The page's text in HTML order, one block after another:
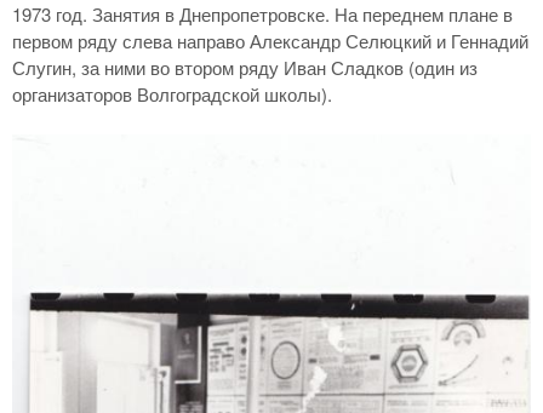
1973 год. Занятия в Днепропетровске. На переднем плане в
первом ряду слева направо Александр Селюцкий и Геннадий
Слугин, за ними во втором ряду Иван Сладков (один из
организаторов Волгоградской школы).